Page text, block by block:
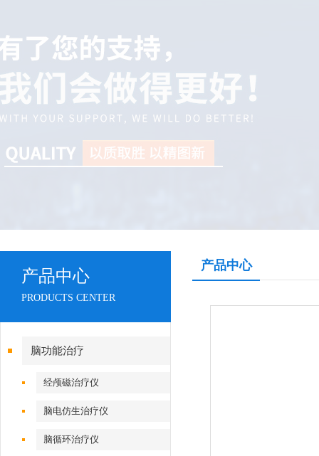
产品中心
PRODUCTS CENTER
脑功能治疗
经颅磁治疗仪
脑电仿生治疗仪
脑循环治疗仪
产品中心